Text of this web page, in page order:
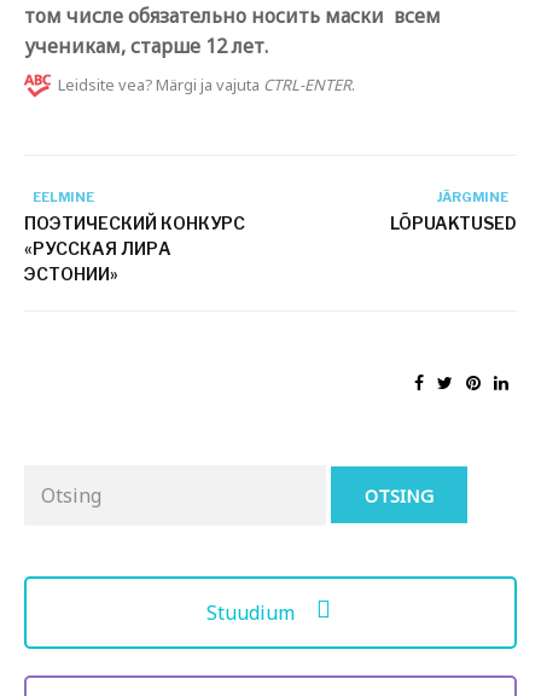
том числе обязательно носить маски всем
ученикам, старше 12 лет.
Leidsite vea? Märgi ja vajuta CTRL-ENTER.
EELMINE
ПОЭТИЧЕСКИЙ КОНКУРС
«РУССКАЯ ЛИРА
ЭСТОНИИ»
JÄRGMINE
LÕPUAKTUSED
for:
Stuudium